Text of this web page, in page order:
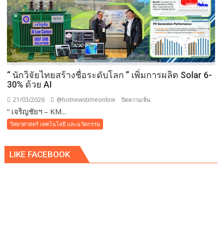
โซ
ลาร์
เซลล์
รองรับ
ลาน
จอด
รถ
“ นักวิจัยไทยสร้างชื่อระดับโลก ” เพิ่มการผลิต Solar 6-
30% ด้วย AI
21/03/2026 @hotnewstimeonline ปิดความเห็น
ชื่อ
“ เจริญชัยฯ – KM...
วิทยาศาสตร์ เทคโนโลยี และนวัตกรรม
LIKE FACEBOOK